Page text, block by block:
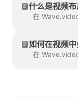
什么是视频
如何在视频